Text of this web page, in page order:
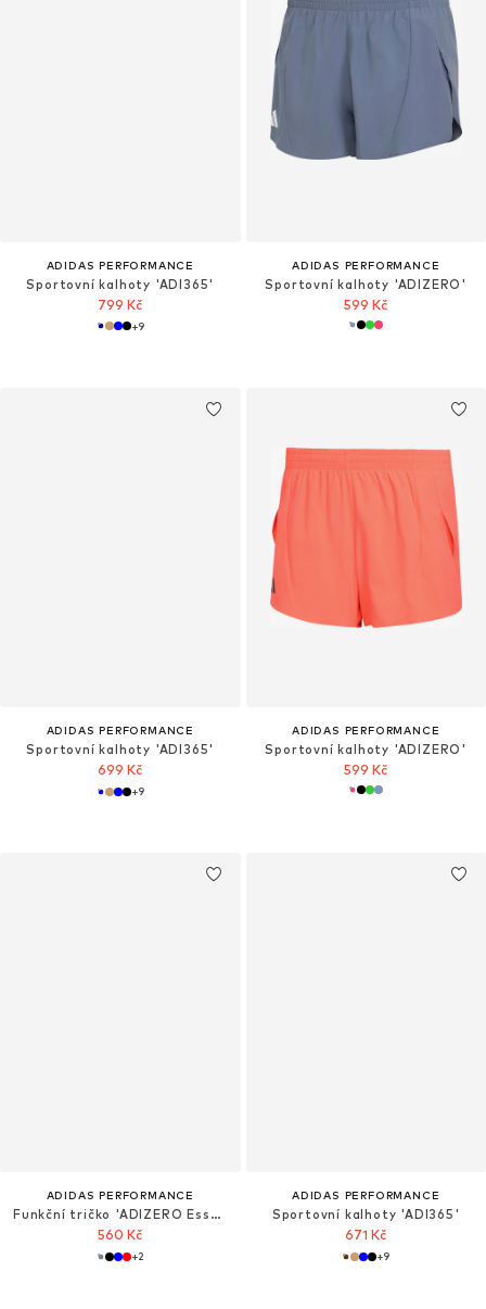
ADIDAS PERFORMANCE
Sportovní kalhoty 'ADI365'
799 Kč
+9
ADIDAS PERFORMANCE
Sportovní kalhoty 'ADIZERO'
599 Kč
ADIDAS PERFORMANCE
Sportovní kalhoty 'ADI365'
699 Kč
+9
ADIDAS PERFORMANCE
Sportovní kalhoty 'ADIZERO'
599 Kč
ADIDAS PERFORMANCE
Funkční tričko 'ADIZERO Essentials'
560 Kč
+2
ADIDAS PERFORMANCE
Sportovní kalhoty 'ADI365'
671 Kč
+9